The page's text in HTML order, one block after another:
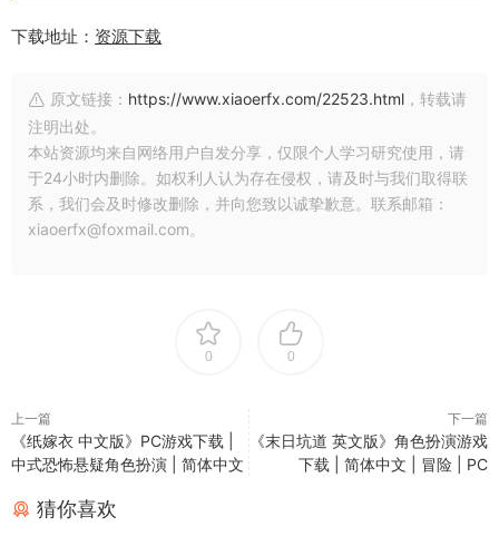
下载地址： 资源下载
原文链接： https://www.xiaoerfx.com/22523.html ，转载请
注明出处。
本站资源均来自网络用户自发分享，仅限个人学习研究使用，请
于24小时内删除。如权利人认为存在侵权，请及时与我们取得联
系，我们会及时修改删除，并向您致以诚挚歉意。联系邮箱：
xiaoerfx@foxmail.com。
0 0
上一篇
《纸嫁衣 中文版》PC游戏下载 |
中式恐怖悬疑角色扮演 | 简体中文
下一篇
《末日坑道 英文版》角色扮演游戏
下载 | 简体中文 | 冒险 | PC
猜你喜欢